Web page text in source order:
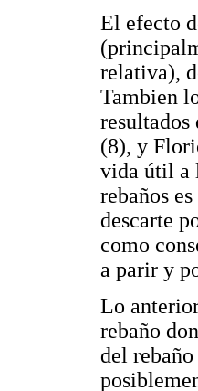
El efecto
relativa),
Tambien
resultados
(8), y
vida útil a
rebaños
descarte
como
a parir y
Lo
rebaño
del